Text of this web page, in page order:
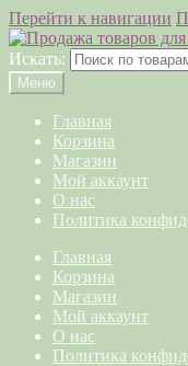
Перейти к навигации
Искать:
Меню
Главная
Корзина
Магазин
Мой аккаунт
О нас
Политика
Главная
Корзина
Магазин
Мой аккаунт
О нас
Политика